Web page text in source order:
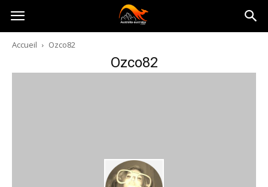
Australia-
australie.com
Accueil Ozco82
Ozco82